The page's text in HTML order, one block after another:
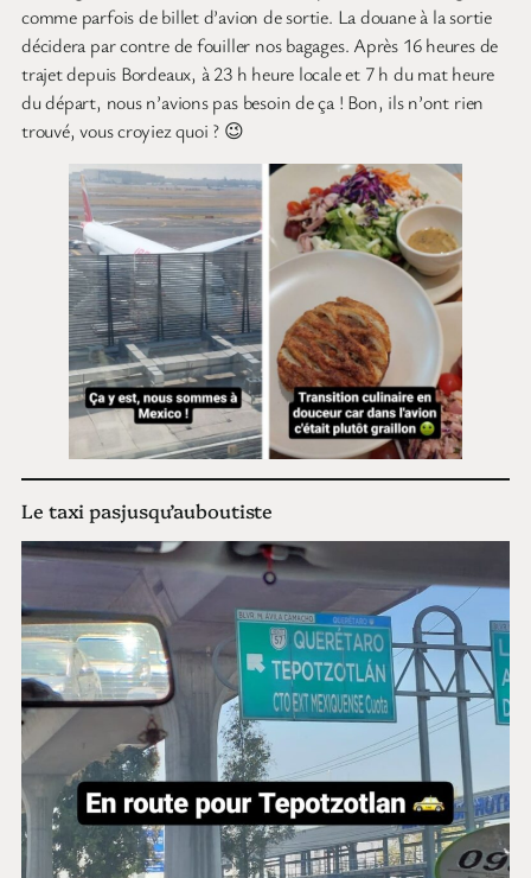
comme parfois de billet d’avion de sortie. La douane à la sortie
décidera par contre de fouiller nos bagages. Après 16 heures de
trajet depuis Bordeaux, à 23 h heure locale et 7 h du mat heure
du départ, nous n’avions pas besoin de ça ! Bon, ils n’ont rien
trouvé, vous croyiez quoi ? 😉
Le taxi pasjusqu’auboutiste